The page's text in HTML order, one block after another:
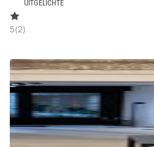
Boot
Creatieve ruimte
Dak
Evenementruimte
Foto / Filmstudio
UITGELICHTE
5(2)